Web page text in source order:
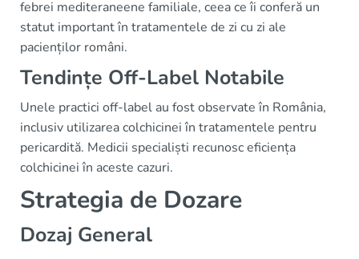
febrei mediteraneene familiale, ceea ce îi conferă un
statut important în tratamentele de zi cu zi ale
pacienților români.
Tendințe Off-Label Notabile
Unele practici off-label au fost observate în România,
inclusiv utilizarea colchicinei în tratamentele pentru
pericardită. Medicii specialiști recunosc eficiența
colchicinei în aceste cazuri.
Strategia de Dozare
Dozaj General